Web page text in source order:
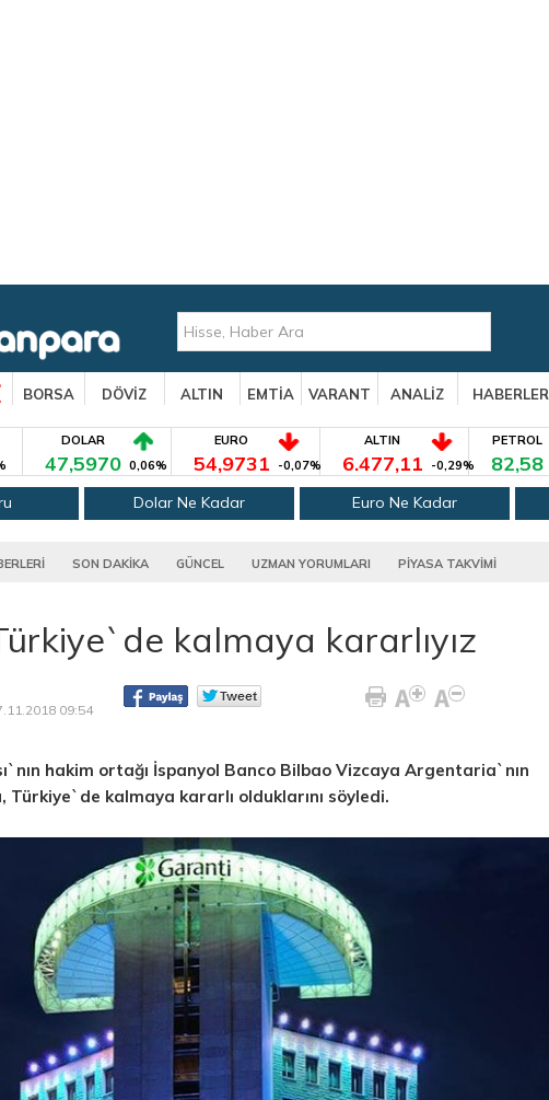
BORSA DÖVİZ ALTIN EMTİA VARANT ANALİZ HABERLER
DOLAR
47,5970 0,06%
EURO
54,9731 -0,07%
ALTIN
6.477,11 -0,29%
PETROL
82,58
Dolar Ne Kadar Euro Ne Kadar
SON DAKİKA GÜNCEL UZMAN YORUMLARI PİYASA TAKVİMİ
kalmaya kararlıyız
09:54
hakim ortağı İspanyol Banco Bilbao Vizcaya Argentaria`nın
Türkiye`de kalmaya kararlı olduklarını söyledi.